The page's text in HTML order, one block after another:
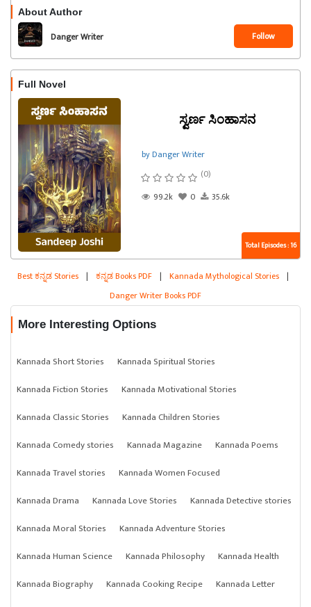
About Author
Danger Writer Follow
Full Novel
ಸ್ವರ್ಣ ಸಿಂಹಾಸನ
by Danger Writer
(0)
99.2k
0 35.6k
Total Episodes : 16
Best ಕನ್ನಡ Stories | ಕನ್ನಡ Books PDF | Kannada Mythological Stories |
Danger Writer Books PDF
More Interesting Options
Kannada Short Stories
Kannada Spiritual Stories
Kannada Fiction Stories
Kannada Motivational Stories
Kannada Classic Stories
Kannada Children Stories
Kannada Comedy stories
Kannada Magazine
Kannada Poems
Kannada Travel stories
Kannada Women Focused
Kannada Drama
Kannada Love Stories
Kannada Detective stories
Kannada Moral Stories
Kannada Adventure Stories
Kannada Human Science
Kannada Philosophy
Kannada Health
Kannada Biography
Kannada Cooking Recipe
Kannada Letter